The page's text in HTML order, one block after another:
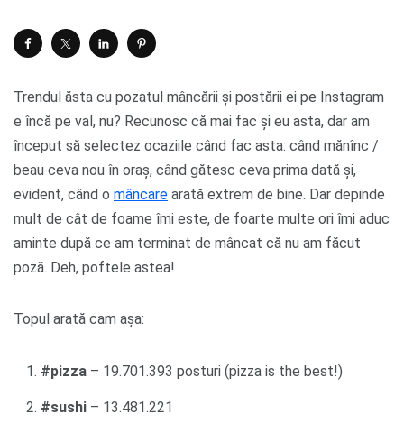
Trendul ăsta cu pozatul mâncării și postării ei pe Instagram
e încă pe val, nu? Recunosc că mai fac și eu asta, dar am
început să selectez ocaziile când fac asta: când mănînc /
beau ceva nou în oraș, când gătesc ceva prima dată și,
evident, când o mâncare arată extrem de bine. Dar depinde
mult de cât de foame îmi este, de foarte multe ori îmi aduc
aminte după ce am terminat de mâncat că nu am făcut
poză. Deh, poftele astea!
Topul arată cam așa:
#pizza – 19.701.393 posturi (pizza is the best!)
#sushi – 13.481.221